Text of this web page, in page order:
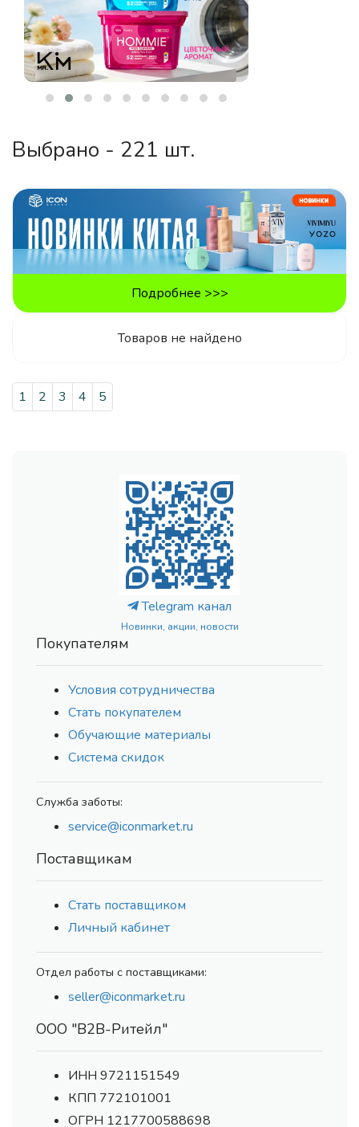
Выбрано - 221 шт.
Подробнее >>>
Товаров не найдено
1 2 3 4 5
Telegram канал
Новинки, акции, новости
Покупателям
Условия сотрудничества
Стать покупателем
Обучающие материалы
Система скидок
Служба заботы:
service@iconmarket.ru
Поставщикам
Стать поставщиком
Личный кабинет
Отдел работы с поставщиками:
seller@iconmarket.ru
ООО "В2В-Ритейл"
ИНН 9721151549
КПП 772101001
ОГРН 1217700588698